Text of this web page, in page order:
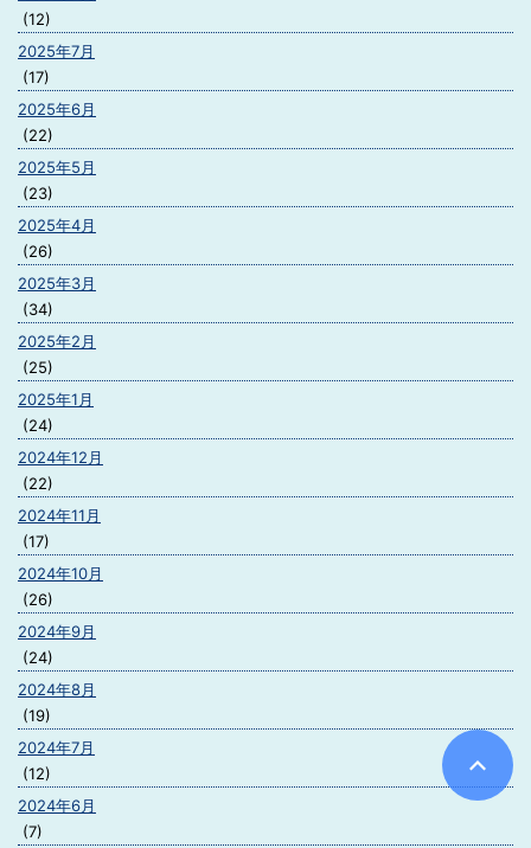
(12)
2025年7月
(17)
2025年6月
(22)
2025年5月
(23)
2025年4月
(26)
2025年3月
(34)
2025年2月
(25)
2025年1月
(24)
2024年12月
(22)
2024年11月
(17)
2024年10月
(26)
2024年9月
(24)
2024年8月
(19)
2024年7月
(12)
2024年6月
(7)